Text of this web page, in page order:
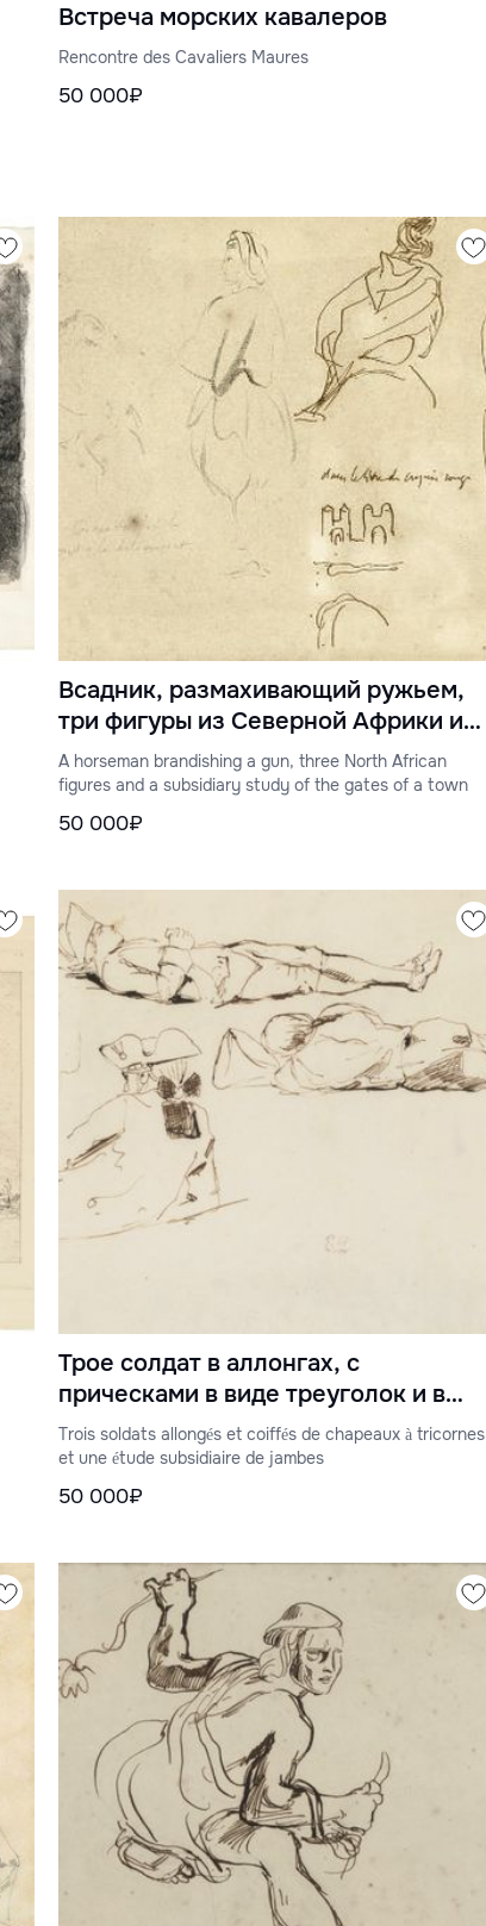
Встреча морских кавалеров
Rencontre des Cavaliers Maures
50 000₽
Всадник, размахивающий ружьем,
три фигуры из Северной Африки и
дополнительный этюд городских
ворот.
A horseman brandishing a gun, three North African
figures and a subsidiary study of the gates of a town
50 000₽
Трое солдат в аллонгах, с
прическами в виде треуголок и в
качестве вспомогательного
оборудования для камзолов
Trois soldats allongés et coiffés de chapeaux à tricornes
et une étude subsidiaire de jambes
50 000₽